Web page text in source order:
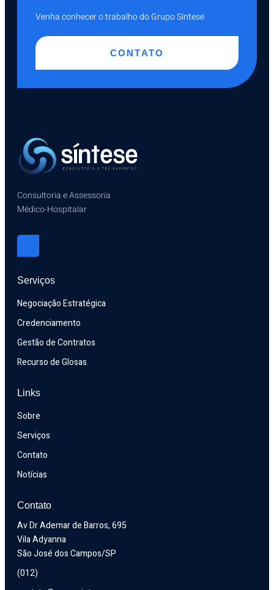
Venha conhecer o trabalho do Grupo Síntese
CONTATO
Consultoria e Assessoria
Médico-Hospitalar
Serviços
Negociação Estratégica
Credenciamento
Gestão de Contratos
Recurso de Glosas
Links
Sobre
Serviços
Contato
Notícias
Contato
Av Dr Ademar de Barros, 695
Vila Adyanna
São José dos Campos/SP
(012)